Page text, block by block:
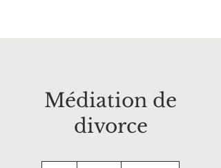
Médiation de
divorce